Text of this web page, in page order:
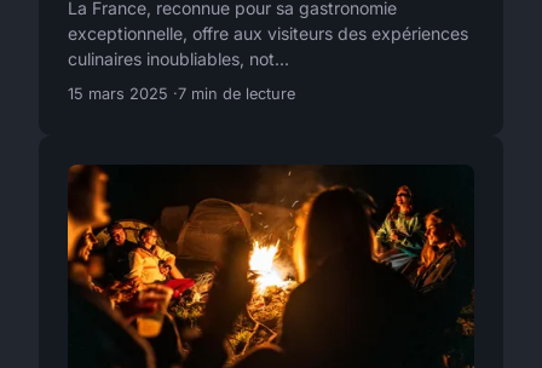
La France, reconnue pour sa gastronomie
exceptionnelle, offre aux visiteurs des expériences
culinaires inoubliables, not...
15 mars 2025 7 min de lecture